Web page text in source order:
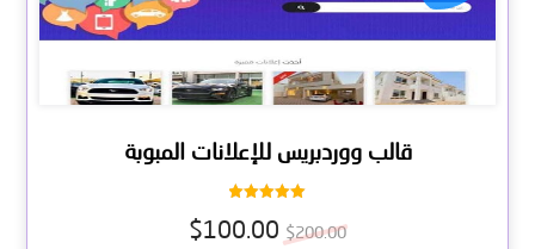
قالب ووردبريس للإعلانات المبوبة
5.00
من 5
$200.00
$100.00